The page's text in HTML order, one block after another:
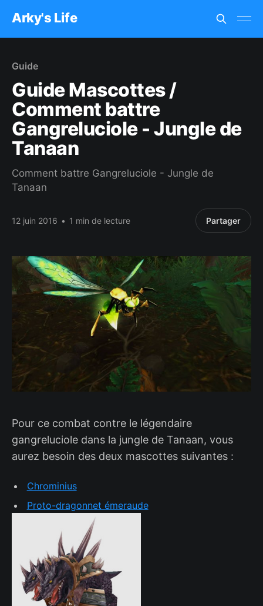
Arky's Life
Guide
Guide Mascottes /
Comment battre
Gangreluciole - Jungle de
Tanaan
Comment battre Gangreluciole - Jungle de
Tanaan
12 juin 2016 • 1 min de lecture Partager
Pour ce combat contre le légendaire
gangreluciole dans la jungle de Tanaan, vous
aurez besoin des deux mascottes suivantes :
Chrominius
Proto-dragonnet émeraude